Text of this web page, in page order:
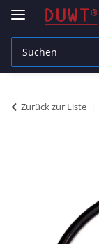
Zurück zur Liste